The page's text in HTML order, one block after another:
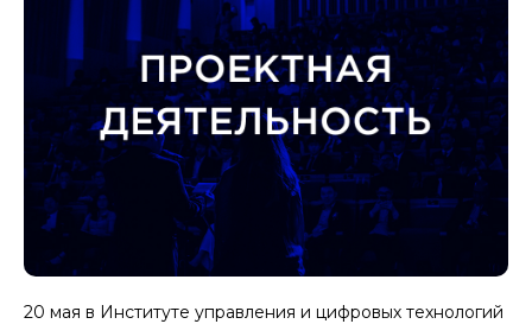
20 мая в Институте управления и цифровых технологий